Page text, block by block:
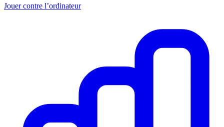
Jouer contre l’ordinateur